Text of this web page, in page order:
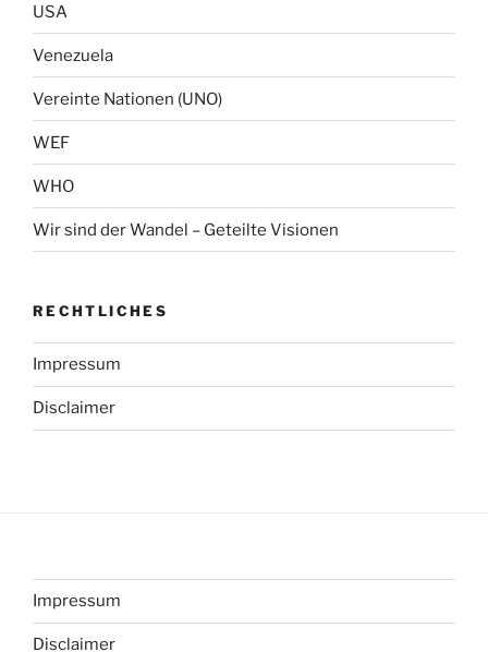
USA
Venezuela
Vereinte Nationen (UNO)
WEF
WHO
Wir sind der Wandel – Geteilte Visionen
RECHTLICHES
Impressum
Disclaimer
Impressum
Disclaimer